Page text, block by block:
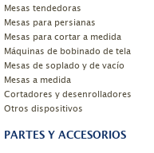
Mesas tendedoras
Mesas para persianas
Mesas para cortar a medida
Máquinas de bobinado de tela
Mesas de soplado y de vacío
Mesas a medida
Cortadores y desenrolladores
Otros dispositivos
PARTES Y ACCESORIOS